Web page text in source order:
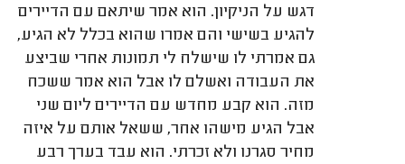
דגש על הניקיון. הוא אמר שיתאם עם הדיירים
להגיע בשישי והם אמרו שהוא בכלל לא הגיע,
גם אמרתי לו שישלח לי תמונות אחרי שביצע
את העבודה ואשלם לו אבל הוא אמר ששכח
מזה. הוא קבע מחדש עם הדיירים ליום שני
אבל הגיע מישהו אחר, ששאל אותם על איזה
מחיר סגרנו ולא זכרתי. הוא עבד בערך רבע